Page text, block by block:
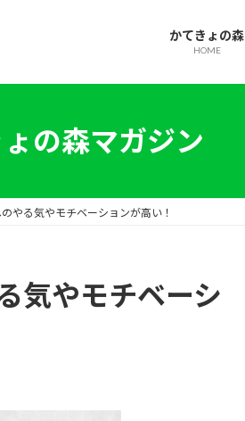
かてきょの森
HOME
の森マガジン
やる気やモチベーションが高い！
気やモチベーシ